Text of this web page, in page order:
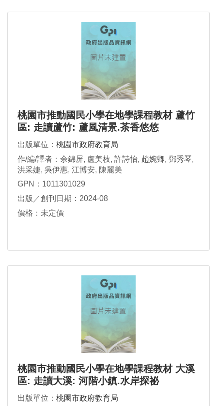
桃園市推動國民小學在地學課程教材 蘆竹
區: 走讀蘆竹: 蘆風清景.茶香悠悠
出版單位： 桃園市政府教育局
作/編/譯者：余錦屏, 盧美枝, 許詩怡, 趙婉卿, 鄧秀琴,
洪采婕, 吳伊惠, 江博安, 陳麗美
GPN：1011301029
出版／創刊日期：2024-08
價格：未定價
桃園市推動國民小學在地學課程教材 大溪
區: 走讀大溪: 河階小鎮.水岸探祕
出版單位： 桃園市政府教育局